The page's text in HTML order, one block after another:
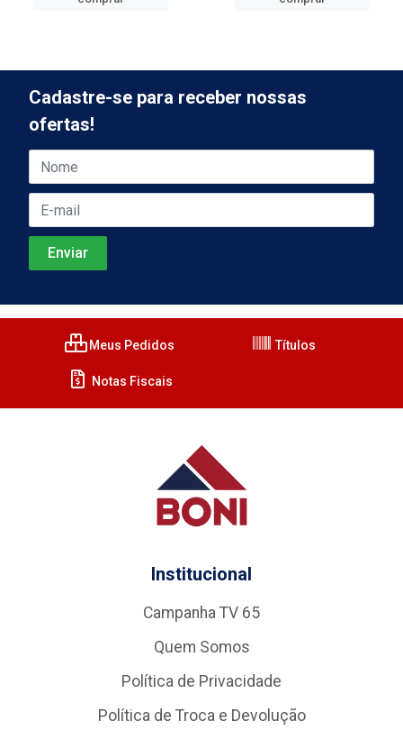
Cadastre-se para receber nossas
ofertas!
Meus Pedidos Títulos
Notas Fiscais
Institucional
Campanha TV 65
Quem Somos
Política de Privacidade
Política de Troca e Devolução